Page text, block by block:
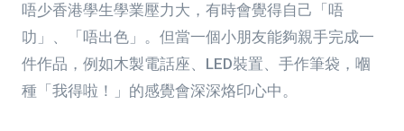
唔少香港學生學業壓力大，有時會覺得自己「唔
叻」、「唔出色」。但當一個小朋友能夠親手完成一
件作品，例如木製電話座、LED裝置、手作筆袋，嗰
種「我得啦！」的感覺會深深烙印心中。